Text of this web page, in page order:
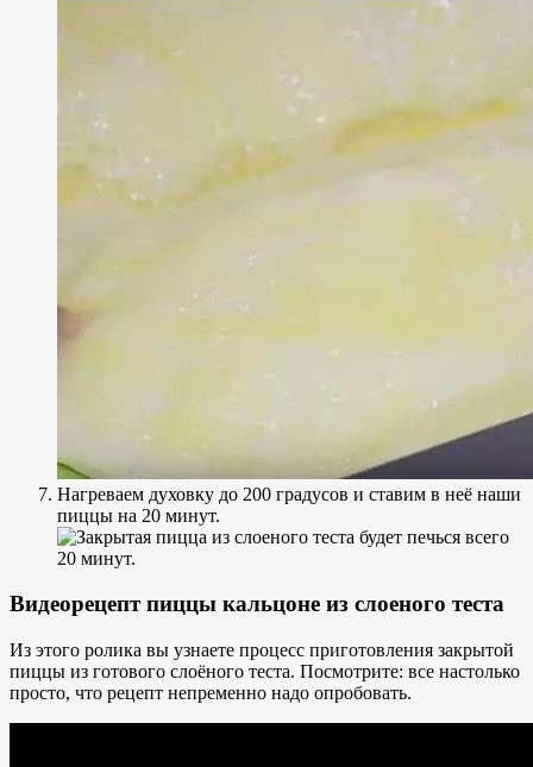
Нагреваем духовку до 200 градусов и ставим в неё наши
пиццы на 20 минут.
Видеорецепт пиццы кальцоне из слоеного теста
Из этого ролика вы узнаете процесс приготовления закрытой
пиццы из готового слоёного теста. Посмотрите: все настолько
просто, что рецепт непременно надо опробовать.